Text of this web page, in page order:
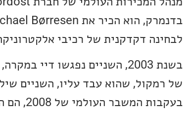
לבחינה דקדקנית של רכיבי
בעקבות